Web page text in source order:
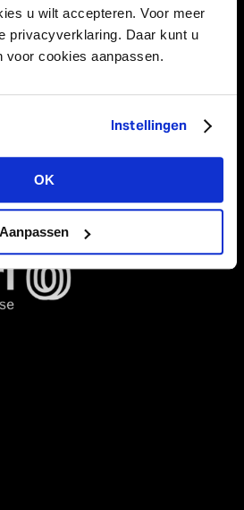
u wilt accepteren. Voor meer
privacyverklaring. Daar kunt u
voor cookies aanpassen.
Instellingen
OK
Aanpassen